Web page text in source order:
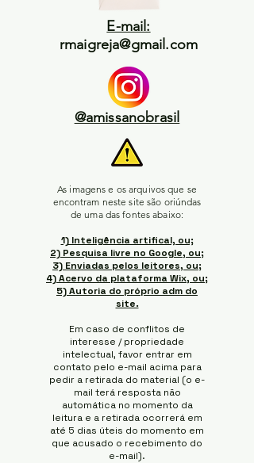
E-mail:
rmaigreja@gmail.com
@amissanobrasil
As imagens e os arquivos que se
encontram neste site são oriúndas
de uma das fontes abaixo:
1) Inteligência artifical, ou;
2) Pesquisa livre no Google, ou;
3) Enviadas pelos leitores, ou;
4) Acervo da plataforma Wix, ou;
5) Autoria do próprio adm do
site.
Em caso de conflitos de
interesse / propriedade
intelectual, favor entrar em
contato pelo e-mail acima para
pedir a retirada do material (o e-
mail terá resposta não
automática no momento da
leitura e a retirada ocorrerá em
até 5 dias úteis do momento em
que acusado o recebimento do
e-mail).